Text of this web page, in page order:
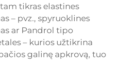
tikras elastines
– pvz., spyruoklines
ar Pandrol tipo
– kurios užtikrina
galinę apkrovą, tuo